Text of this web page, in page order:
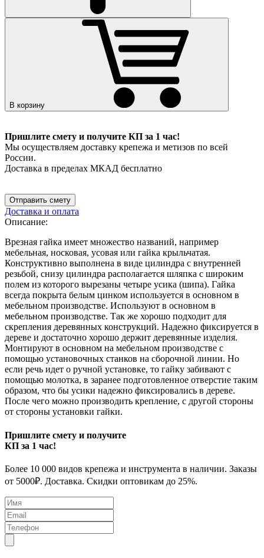
В корзину
Пришлите смету и получите КП за 1 час!
Мы осуществляем доставку крепежа и метизов по всей
России.
Доставка в пределах МКАД бесплатно
Отправить смету
Доставка и оплата
Описание:
Врезная гайка имеет множество названий, например
мебельная, носковая, усовая или гайка крыльчатая.
Конструктивно выполнена в виде цилиндра с внутренней
резьбой, снизу цилиндра располагается шляпка с широким
полем из которого вырезаны четыре усика (шипа). Гайка
всегда покрыта белым цинком используется в основном в
мебельном производстве. Используют в основном в
мебельном производстве. Так же хорошо подходит для
скрепления деревянных конструкций. Надежно фиксируется в
дереве и достаточно хорошо держит деревянные изделия.
Монтируют в основном на мебельном производстве с
помощью установочных станков на сборочной линии. Но
если речь идет о ручной установке, то гайку забивают с
помощью молотка, в заранее подготовленное отверстие таким
образом, что бы усики надежно фиксировались в дереве.
После чего можно производить крепление, с другой стороны
от стороны установки гайки.
Пришлите смету и получите
КП за 1 час!
Более 10 000 видов крепежа и инструмента в наличии. Заказы
от 5000₽. Доставка. Скидки оптовикам до 25%.